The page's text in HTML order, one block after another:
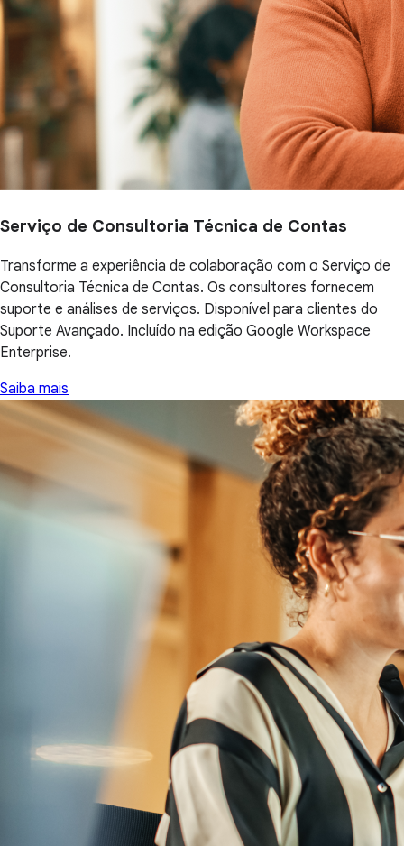
Serviço de Consultoria Técnica de Contas
Transforme a experiência de colaboração com o Serviço de
Consultoria Técnica de Contas. Os consultores fornecem
suporte e análises de serviços. Disponível para clientes do
Suporte Avançado. Incluído na edição Google Workspace
Enterprise.
Saiba mais